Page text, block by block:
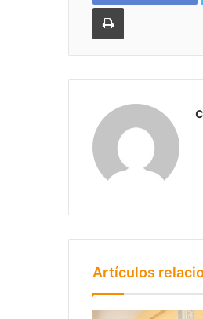
Imprimir
Artículos